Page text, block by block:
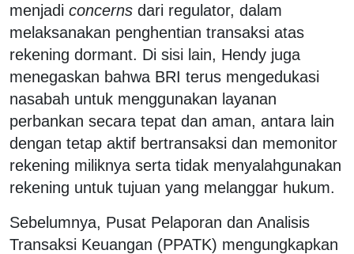
menjadi concerns dari regulator, dalam
melaksanakan penghentian transaksi atas
rekening dormant. Di sisi lain, Hendy juga
menegaskan bahwa BRI terus mengedukasi
nasabah untuk menggunakan layanan
perbankan secara tepat dan aman, antara lain
dengan tetap aktif bertransaksi dan memonitor
rekening miliknya serta tidak menyalahgunakan
rekening untuk tujuan yang melanggar hukum.
Sebelumnya, Pusat Pelaporan dan Analisis
Transaksi Keuangan (PPATK) mengungkapkan